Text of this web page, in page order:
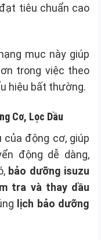
tiêu chuẩn cao
mục này giúp
trong việc theo
hiệu bất thường.
Cơ, Lọc Dầu
động cơ, giúp
động dễ dàng,
bảo dưỡng isuzu
tra và thay dầu
lịch bảo dưỡng